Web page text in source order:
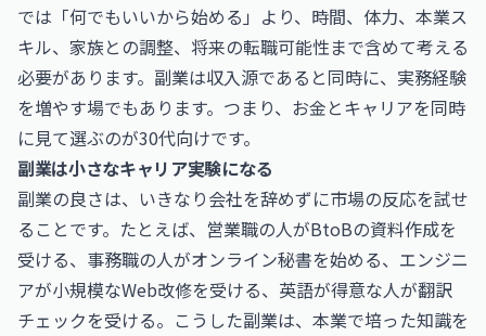
では「何でもいいから始める」より、時間、体力、本業ス
キル、家族との調整、将来の転職可能性まで含めて考える
必要があります。副業は収入源であると同時に、実務経験
を増やす場でもあります。つまり、お金とキャリアを同時
に見て選ぶのが30代向けです。
副業は小さなキャリア実験になる
副業の良さは、いきなり会社を辞めずに市場の反応を試せ
ることです。たとえば、営業職の人がBtoBの資料作成を
受ける、事務職の人がオンライン秘書を始める、エンジニ
アが小規模なWeb改修を受ける、英語が得意な人が翻訳
チェックを受ける。こうした副業は、本業で培った知識を